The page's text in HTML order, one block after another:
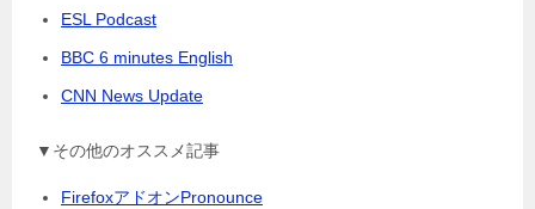
ESL Podcast
BBC 6 minutes English
CNN News Update
▼その他のオススメ記事
FirefoxアドオンPronounce